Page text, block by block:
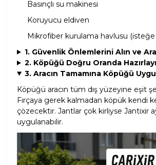
Basınçlı su makinesi
Koruyucu eldiven
Mikrofiber kurulama havlusu (isteğe
1. Güvenlik Önlemlerini Alın ve
2. Köpüğü Doğru Oranda
3. Aracın Tamamına Köpüğü
Köpüğü aracın tüm dış yüzeyine eşit
Fırçaya gerek kalmadan köpük kendi
çözecektir. Jantlar çok kirliyse Jantixir
uygulanabilir.